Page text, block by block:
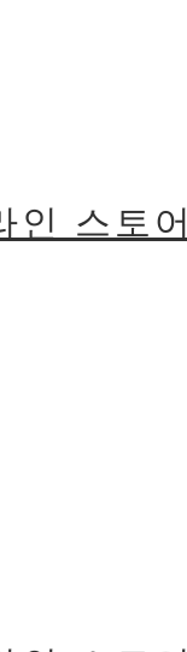
인 스토어